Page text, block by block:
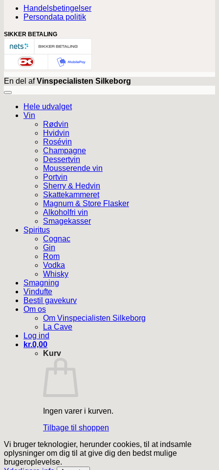
Handelsbetingelser
Persondata politik
SIKKER BETALING
En del afVinspecialisten Silkeborg
Hele udvalget
Vin
Rødvin
Hvidvin
Rosévin
Champagne
Dessertvin
Mousserende vin
Portvin
Sherry & Hedvin
Skattekammeret
Magnum & Store Flasker
Alkoholfri vin
Smagekasser
Spiritus
Cognac
Gin
Rom
Vodka
Whisky
Smagning
Vindufte
Bestil gavekurv
Om os
Om Vinspecialisten Silkeborg
La Cave
Log ind
kr.0,00
Kurv
Ingen varer i kurven.
Tilbage til shoppen
Vi bruger teknologier, herunder cookies, til at indsamle
oplysninger om dig til at give dig den bedst mulige
brugeroplevelse.